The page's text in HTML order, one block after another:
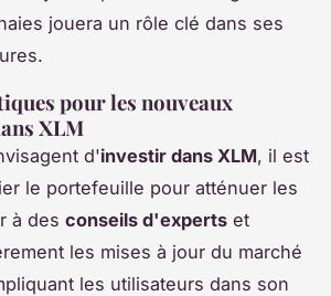
jouera un rôle clé dans ses
pour les nouveaux
XLM
d'investir dans XLM, il est
le portefeuille pour atténuer les
à des conseils d'experts et
les mises à jour du marché
les utilisateurs dans son